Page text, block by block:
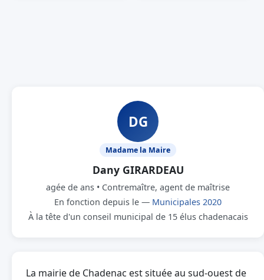
DG
Madame la Maire
Dany GIRARDEAU
agée de ans • Contremaître, agent de maîtrise
En fonction depuis le — Municipales 2020
À la tête d'un conseil municipal de 15 élus chadenacais
La mairie de Chadenac est située au sud-ouest de